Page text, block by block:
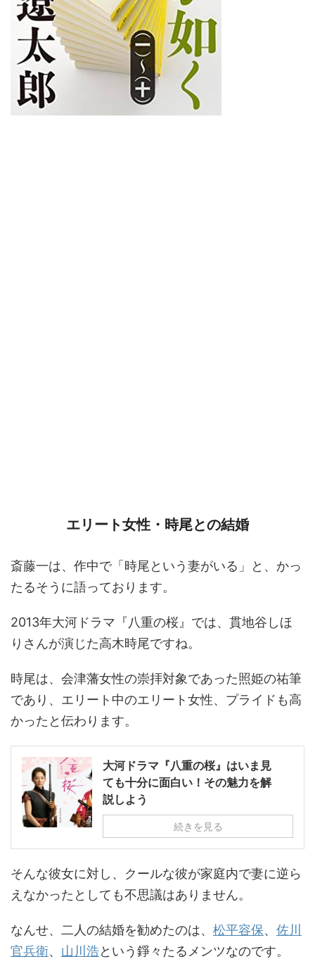
エリート女性・時尾との結婚
斎藤一は、作中で「時尾という妻がいる」と、かっ
たるそうに語っております。
2013年大河ドラマ『八重の桜』では、貫地谷しほ
りさんが演じた高木時尾ですね。
時尾は、会津藩女性の崇拝対象であった照姫の祐筆
であり、エリート中のエリート女性、プライドも高
かったと伝わります。
大河ドラマ『八重の桜』はいま見
ても十分に面白い！その魅力を解
説しよう
続きを見る
そんな彼女に対し、クールな彼が家庭内で妻に逆ら
えなかったとしても不思議はありません。
なんせ、二人の結婚を勧めたのは、 松平容保、 佐川
官兵衛、 山川浩という錚々たるメンツなのです。